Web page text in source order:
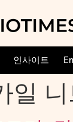
인사이트
일 니